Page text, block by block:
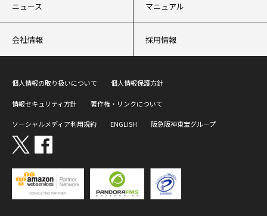
ニュース マニュアル
会社情報 採用情報
個人情報の取り扱いについて 個人情報保護方針
情報セキュリティ方針 著作権・リンクについて
ソーシャルメディア利用規約 ENGLISH 阪急阪神東宝グループ